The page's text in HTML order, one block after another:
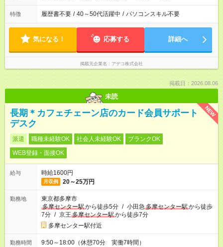
特徴 履歴書不要 / 40～50代活躍中 / パソコンスキル不要
気になる！ 応募する 詳細へ
掲載元企業名 アデコ株式会社
掲載日：2026.08.06
未読
NEW
長期＊カフェチェーン店のカード会員サポート
デスク
派遣 職種未経験OK 社会人未経験OK
ブランクOK
WEB登録・面接OK
給与 時給1600円
月収例 20～25万円
勤務地
東京都多摩市
多摩センター駅から徒歩5分 / 小田急 多摩センター駅から徒歩
7分 / 京王 多摩センター駅から徒歩7分
多摩センター駅付近
勤務時間 9:50～18:00（休憩70分 実働7時間）